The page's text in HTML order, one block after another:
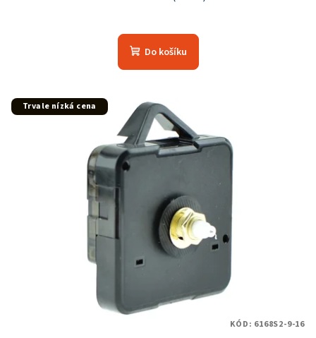
Do košíku
Trvale nízká cena
KÓD: 6168S2-9-16